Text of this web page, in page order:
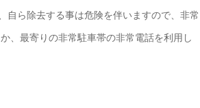
自ら除去する事は危険を伴いますので、非常
、最寄りの非常駐車帯の非常電話を利用し